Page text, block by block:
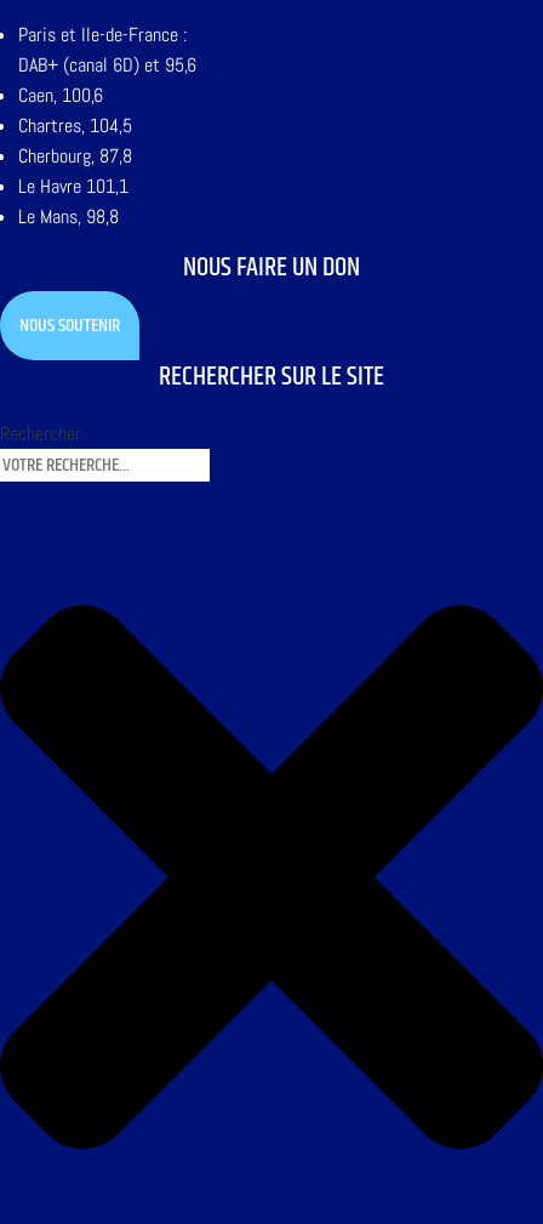
Paris et Ile-de-France :
DAB+ (canal 6D) et 95,6
Caen, 100,6
Chartres, 104,5
Cherbourg, 87,8
Le Havre 101,1
Le Mans, 98,8
NOUS FAIRE UN DON
NOUS SOUTENIR
RECHERCHER SUR LE SITE
Rechercher